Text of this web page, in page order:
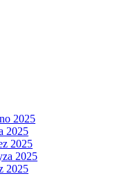
2025
2025
2025
2025
2025